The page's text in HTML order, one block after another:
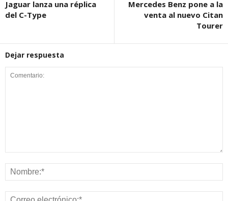
Jaguar lanza una réplica
del C-Type
Mercedes Benz pone a la
venta al nuevo Citan
Tourer
Dejar respuesta